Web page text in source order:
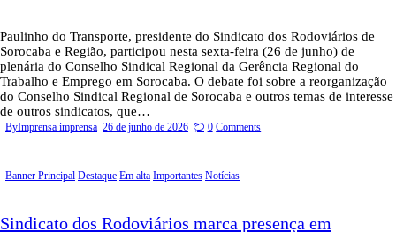
Paulinho do Transporte, presidente do Sindicato dos Rodoviários de
Sorocaba e Região, participou nesta sexta-feira (26 de junho) de
plenária do Conselho Sindical Regional da Gerência Regional do
Trabalho e Emprego em Sorocaba. O debate foi sobre a reorganização
do Conselho Sindical Regional de Sorocaba e outros temas de interesse
de outros sindicatos, que…
ByImprensa imprensa 26 de junho de 2026 0 Comments
Banner Principal Destaque Em alta Importantes Notícias
Sindicato dos Rodoviários marca presença em